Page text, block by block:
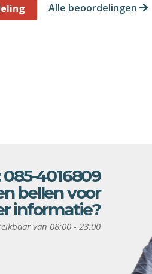
Alle beoordelingen
085-4016809
bellen voor
informatie?
van 08:00 - 23:00